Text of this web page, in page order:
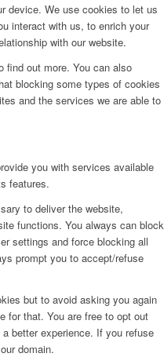
device. We use cookies to let us
interact with us, to enrich your
with our website.
find out more. You can also
blocking some types of cookies
and the services we are able to
you with services available
features.
to deliver the website,
functions. You always can block
settings and force blocking all
prompt you to accept/refuse
but to avoid asking you again
for that. You are free to opt out
better experience. If you refuse
domain.